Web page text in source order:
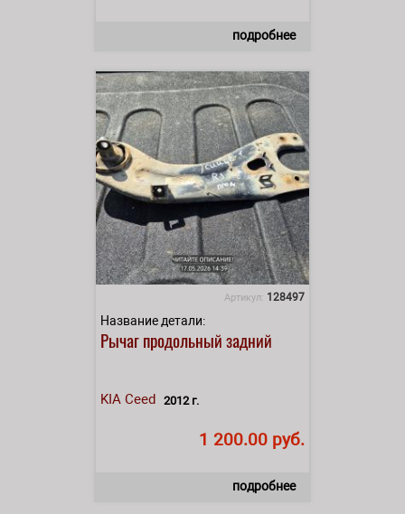
подробнее
Артикул: 128497
Название детали:
Рычаг продольный задний
KIA Ceed 2012 г.
1 200.00 руб.
подробнее